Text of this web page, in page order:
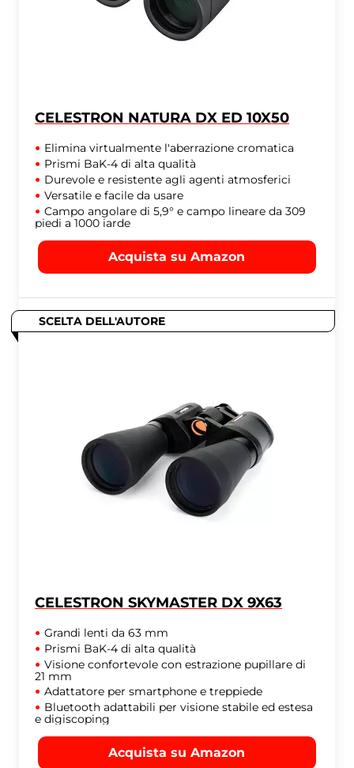
CELESTRON NATURA DX ED 10X50
Elimina virtualmente l'aberrazione cromatica
Prismi BaK-4 di alta qualità
Durevole e resistente agli agenti atmosferici
Versatile e facile da usare
Campo angolare di 5,9° e campo lineare da 309
piedi a 1000 iarde
Acquista su Amazon
SCELTA DELL'AUTORE
CELESTRON SKYMASTER DX 9X63
Grandi lenti da 63 mm
Prismi BaK-4 di alta qualità
Visione confortevole con estrazione pupillare di
21 mm
Adattatore per smartphone e treppiede
Bluetooth adattabili per visione stabile ed estesa
e digiscoping
Acquista su Amazon